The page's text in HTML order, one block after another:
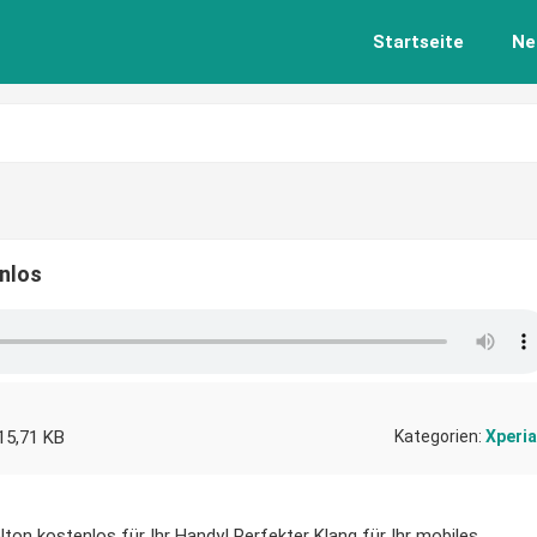
Startseite
KB Kategorien: Xperia